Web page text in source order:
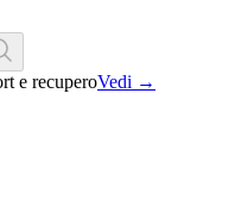
e recuperoVedi →